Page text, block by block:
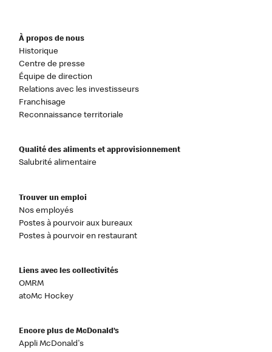
À propos de nous
Historique
Centre de presse
Équipe de direction
Relations avec les investisseurs
Franchisage
Reconnaissance territoriale
Qualité des aliments et approvisionnement
Salubrité alimentaire
Trouver un emploi
Nos employés
Postes à pourvoir aux bureaux
Postes à pourvoir en restaurant
Liens avec les collectivités
OMRM
atoMc Hockey
Encore plus de McDonald’s
Appli McDonald's